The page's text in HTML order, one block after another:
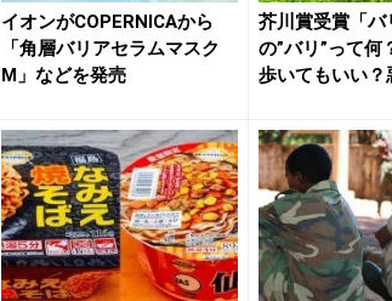
イオンがCOPERNICAから
「角層バリアセラムマスク
M」などを発売
芥川賞受賞「バ
の”バリ”って何
歩いてもいい？